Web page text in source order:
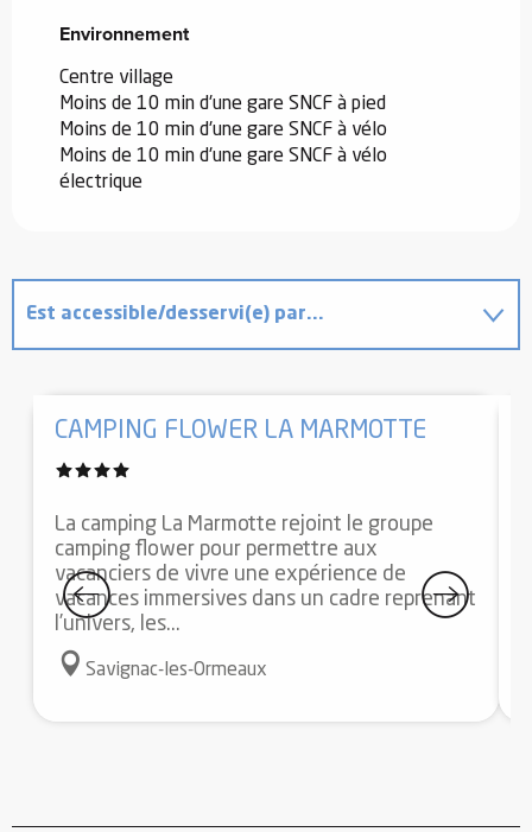
Environnement
Environnement
Centre village
Moins de 10 min d'une gare SNCF à pied
Moins de 10 min d'une gare SNCF à vélo
Moins de 10 min d'une gare SNCF à vélo
électrique
Est accessible/desservi(e) par...
Coups de cœur / incontournables
CAMPING FLOWER LA MARMOTTE
La camping La Marmotte rejoint le groupe
camping flower pour permettre aux
vacanciers de vivre une expérience de
vacances immersives dans un cadre reprenant
l’univers, les...
Savignac-les-Ormeaux